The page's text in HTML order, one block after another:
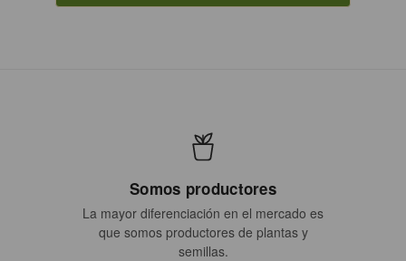
Somos productores
La mayor diferenciación en el mercado es
que somos productores de plantas y
semillas.